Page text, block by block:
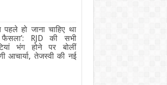
पहले हो जाना चाहिए था
RJD की सभी
भंग होने पर बोलीं
आचार्या, तेजस्वी की नई